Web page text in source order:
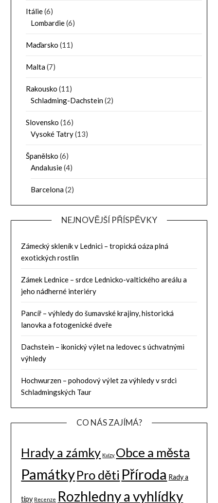
Itálie(6)
Lombardie(6)
Maďarsko (11)
Malta(7)
Rakousko (11)
Schladming-Dachstein(2)
Slovensko (16)
Vysoké Tatry(13)
Španělsko (6)
Andalusie(4)
Barcelona(2)
NEJNOVĚJŠÍ PŘÍSPĚVKY
Zámecký skleník v Lednici – tropická oáza plná
exotických rostlin
Zámek Lednice – srdce Lednicko-valtického areálu a
jeho nádherné interiéry
Pancíř – výhledy do šumavské krajiny, historická
lanovka a fotogenické dveře
Dachstein – ikonický výlet na ledovec s úchvatnými
výhledy
Hochwurzen – pohodový výlet za výhledy v srdci
Schladmingských Taur
CO NÁS ZAJÍMÁ?
Hrady a zámky Kvízy Obce a města
PamátkyPro děti Příroda Rady a
tipy Recenze Rozhledny a vyhlídky